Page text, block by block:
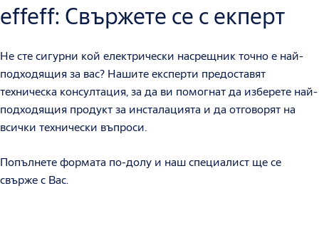
effeff: Свържете се с екперт
Не сте сигурни кой електрически насрещник точно е най-
подходящия за вас? Нашите експерти предоставят
техническа консултация, за да ви помогнат да изберете най-
подходящия продукт за инсталацията и да отговорят на
всички технически въпроси.
Попълнете формата по-долу и наш специалист ще се
свърже с Вас.